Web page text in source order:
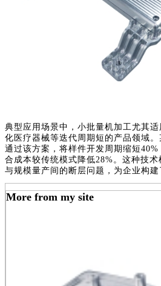
典型应用场景中，小批量机加工尤其
化医疗器械等迭代周期短的产品领域
通过该方案，将样件开发周期缩短
合成本较传统模式降低28%。这种技
与规模量产间的断层问题，为企业构建
More from my site